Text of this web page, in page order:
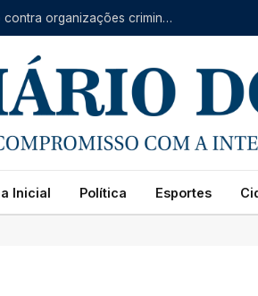
Forças do RN, CE e PB se unem em operação contra organizações criminosas
Inicial Política Esportes